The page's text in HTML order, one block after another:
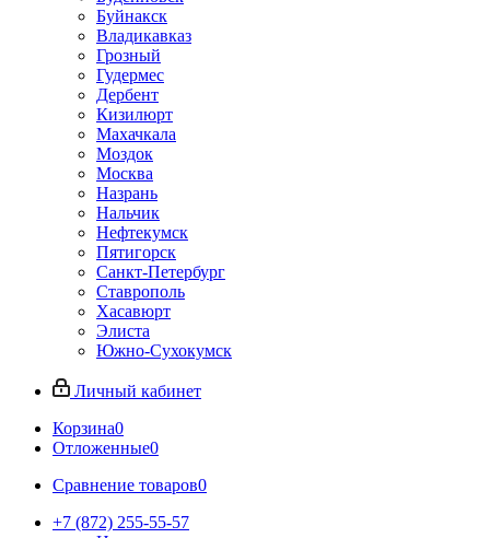
Буйнакск
Владикавказ
Грозный
Гудермес
Дербент
Кизилюрт
Махачкала
Моздок
Москва
Назрань
Нальчик
Нефтекумск
Пятигорск
Санкт-Петербург
Ставрополь
Хасавюрт
Элиста
Южно-Сухокумск
Личный кабинет
Корзина0
Отложенные0
Сравнение товаров0
+7 (872) 255-55-57